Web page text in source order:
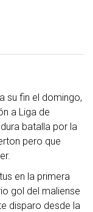
su fin el domingo,
a Liga de
batalla por la
pero que
en la primera
gol del maliense
disparo desde la